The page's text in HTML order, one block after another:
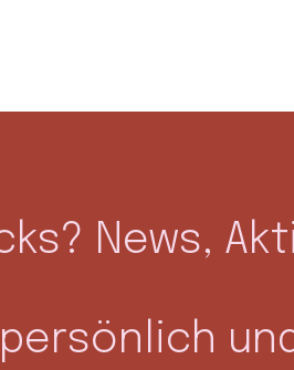
News,